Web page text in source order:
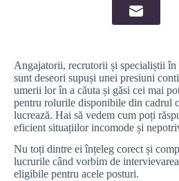
Angajatorii, recrutorii și specialiștii în
sunt deseori supuși unei presiuni
umerii lor în a căuta și găsi cei mai
pentru rolurile disponibile din cadrul
lucrează. Hai să vedem cum poți
eficient situațiilor incomode și
Nu toți dintre ei înțeleg corect și
lucrurile când vorbim de
eligibile pentru acele posturi.